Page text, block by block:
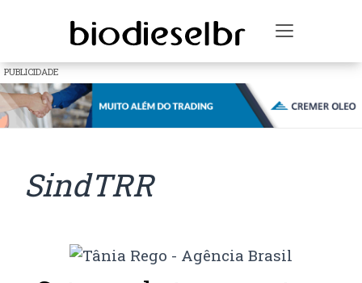
Toggle
PUBLICIDADE
SindTRR